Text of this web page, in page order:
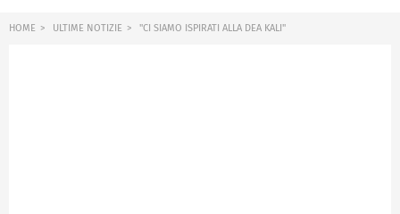
HOME ULTIME NOTIZIE "CI SIAMO ISPIRATI ALLA DEA KALI"